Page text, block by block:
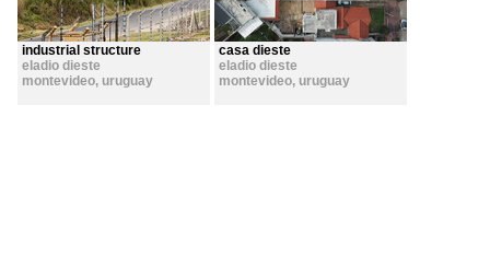
industrial structure
eladio dieste
montevideo, uruguay
casa dieste
eladio dieste
montevideo, uruguay